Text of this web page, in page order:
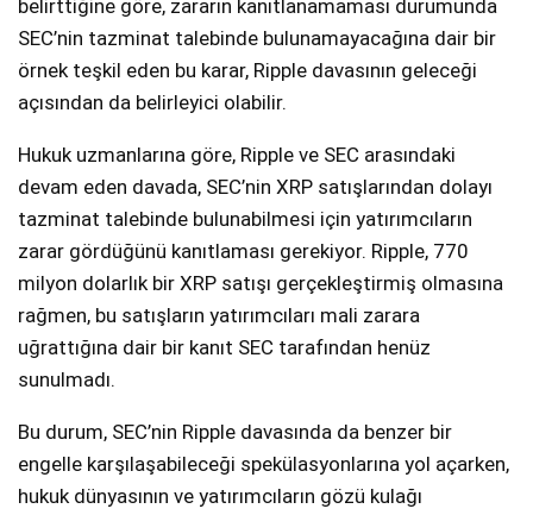
belirttiğine göre, zararın kanıtlanamaması durumunda
SEC’nin tazminat talebinde bulunamayacağına dair bir
örnek teşkil eden bu karar, Ripple davasının geleceği
açısından da belirleyici olabilir.
Hukuk uzmanlarına göre, Ripple ve SEC arasındaki
devam eden davada, SEC’nin XRP satışlarından dolayı
tazminat talebinde bulunabilmesi için yatırımcıların
zarar gördüğünü kanıtlaması gerekiyor. Ripple, 770
milyon dolarlık bir XRP satışı gerçekleştirmiş olmasına
rağmen, bu satışların yatırımcıları mali zarara
uğrattığına dair bir kanıt SEC tarafından henüz
sunulmadı.
Bu durum, SEC’nin Ripple davasında da benzer bir
engelle karşılaşabileceği spekülasyonlarına yol açarken,
hukuk dünyasının ve yatırımcıların gözü kulağı